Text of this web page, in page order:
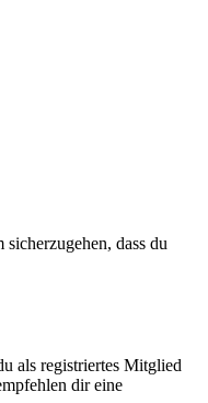
dass du
als registriertes Mitglied
dir eine